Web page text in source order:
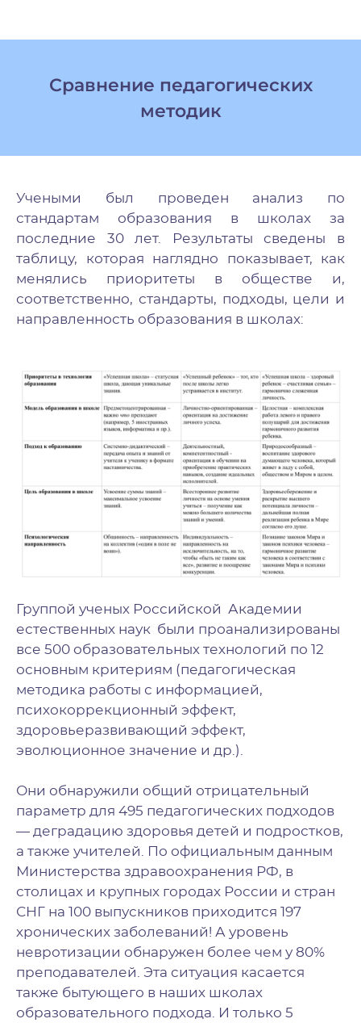
Сравнение педагогических
методик
Учеными был проведен анализ по
стандартам образования в школах за
последние 30 лет. Результаты сведены в
таблицу, которая наглядно показывает, как
менялись приоритеты в обществе и,
соответственно, стандарты, подходы, цели и
направленность образования в школах:
Группой ученых Российской Академии
естественных наук были проанализированы
все 500 образовательных технологий по 12
основным критериям (педагогическая
методика работы с информацией,
психокоррекционный эффект,
здоровьеразвивающий эффект,
эволюционное значение и др.).
Они обнаружили общий отрицательный
параметр для 495 педагогических подходов
— деградацию здоровья детей и подростков,
а также учителей. По официальным данным
Министерства здравоохранения РФ, в
столицах и крупных городах России и стран
СНГ на 100 выпускников приходится 197
хронических заболеваний! А уровень
невротизации обнаружен более чем у 80%
преподавателей. Эта ситуация касается
также бытующего в наших школах
образовательного подхода.
И только 5